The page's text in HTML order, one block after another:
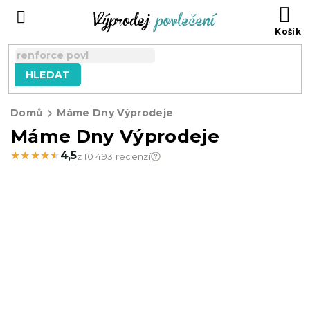
HLEDAT
Domů Máme Dny Výprodeje
Máme Dny Výprodeje
★★★★★
★★★★★ 4,5z 10 493 recenzí